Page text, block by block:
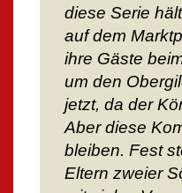
diese Serie
auf dem
ihre Gäste
um den
jetzt, da der
Aber diese
bleiben. Fest
Eltern zweier